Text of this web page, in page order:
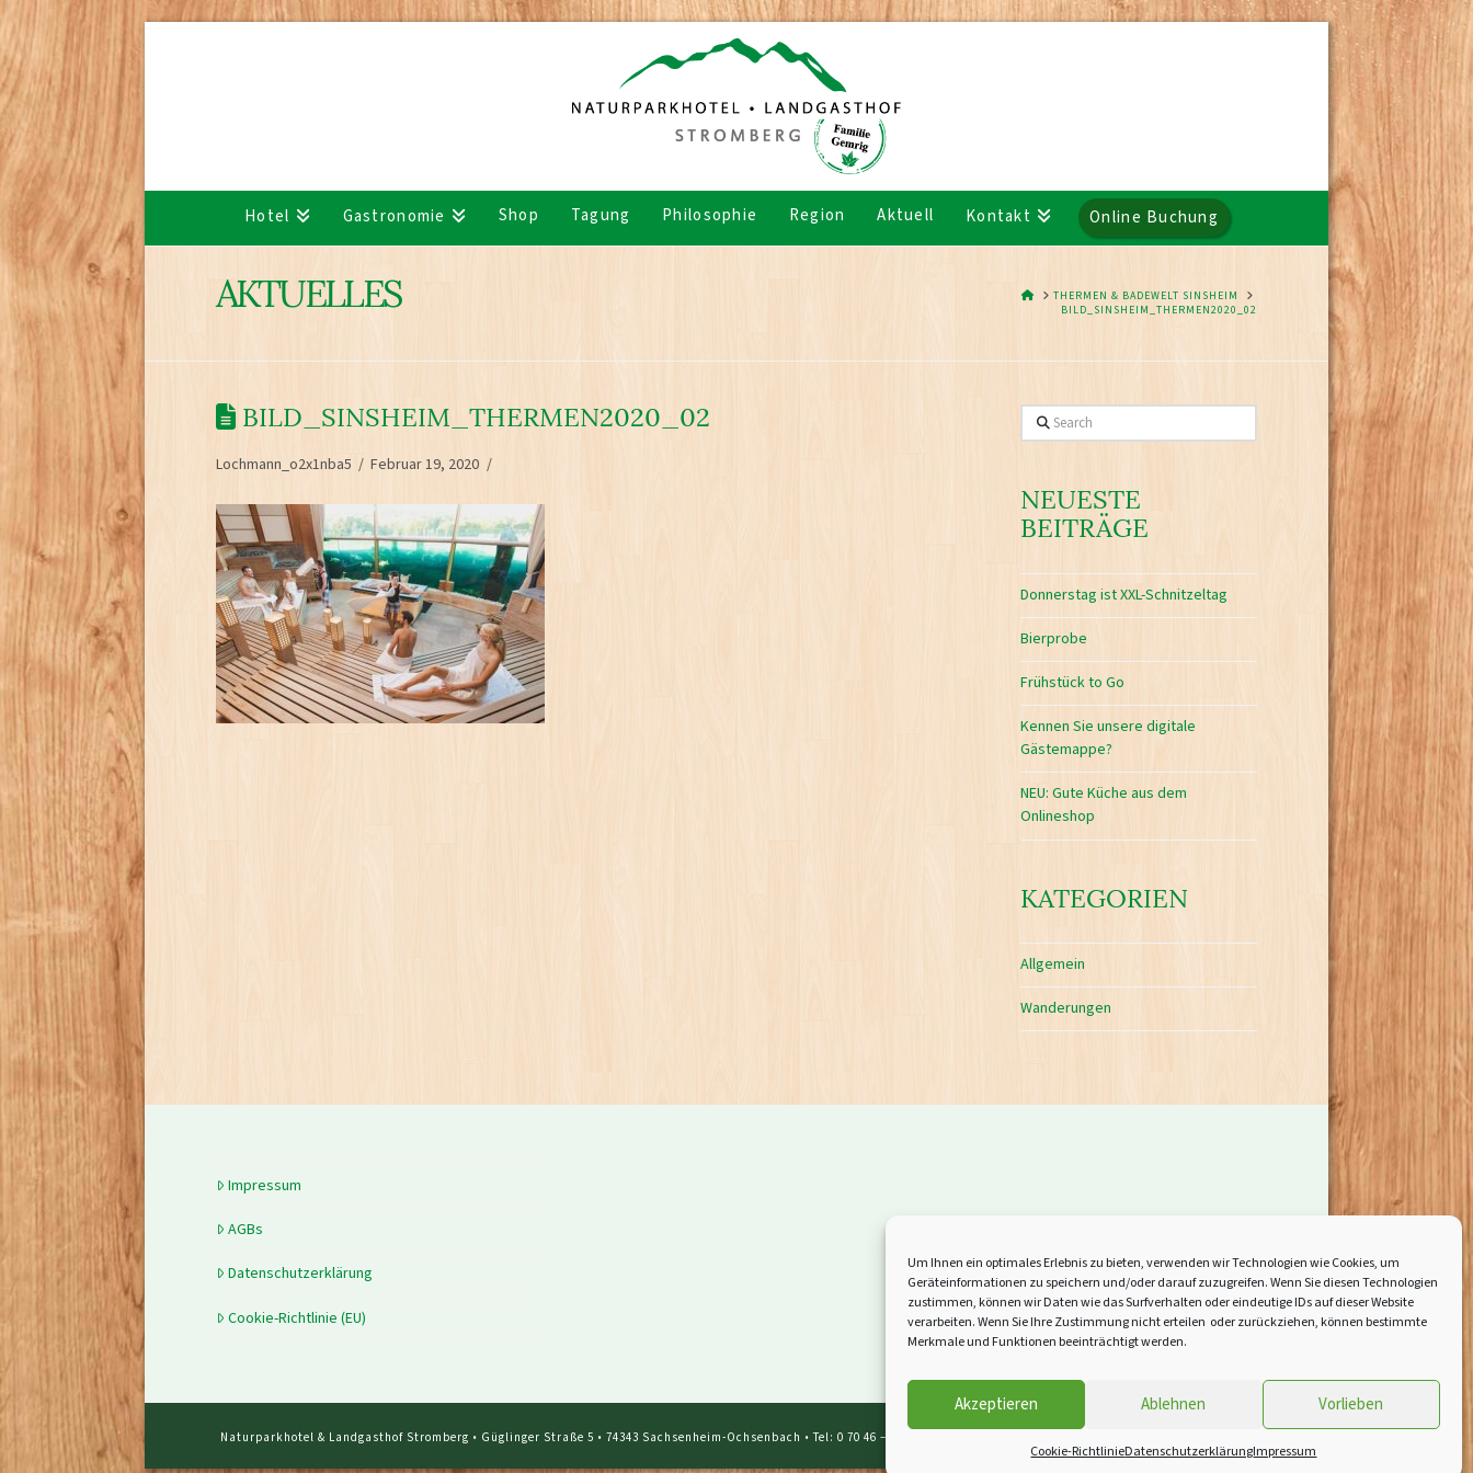
Um Ihnen ein optimales Erlebnis zu bieten, verwenden wir Technologien wie Cookies, um
Geräteinformationen zu speichern und/oder darauf zuzugreifen. Wenn Sie diesen Technologien
zustimmen, können wir Daten wie das Surfverhalten oder eindeutige IDs auf dieser Website
verarbeiten. Wenn Sie Ihre Zustimmung nicht erteilen oder zurückziehen, können bestimmte
Merkmale und Funktionen beeinträchtigt werden.
Akzeptieren Ablehnen Vorlieben
Cookie-RichtlinieDatenschutzerklärungImpressum
Hotel Gastronomie Shop Tagung Philosophie Region Aktuell Kontakt Online Buchung
AKTUELLES HOMETHERMEN & BADEWELT SINSHEIM
BILD_SINSHEIM_THERMEN2020_02
BILD_SINSHEIM_THERMEN2020_02
Lochmann_o2x1nba5 Februar 19, 2020
Search
NEUESTE
BEITRÄGE
Donnerstag ist XXL-Schnitzeltag
Bierprobe
Frühstück to Go
Kennen Sie unsere digitale
Gästemappe?
NEU: Gute Küche aus dem
Onlineshop
KATEGORIEN
Allgemein
Wanderungen
Impressum
AGBs
Datenschutzerklärung
Cookie-Richtlinie (EU)
Naturparkhotel & Landgasthof Stromberg • Güglinger Straße 5 • 74343 Sachsenheim-Ochsenbach • Tel: 0 70 46 – 599